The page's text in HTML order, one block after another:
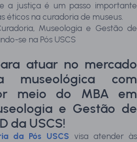
a justiça é um passo importante
éticos na curadoria de museus.
Museologia e Gestão de
se na Pós USCS
atuar no mercado
museológica com
meio do MBA em
e Gestão de
da USCS!
da Pós USCS visa atender às